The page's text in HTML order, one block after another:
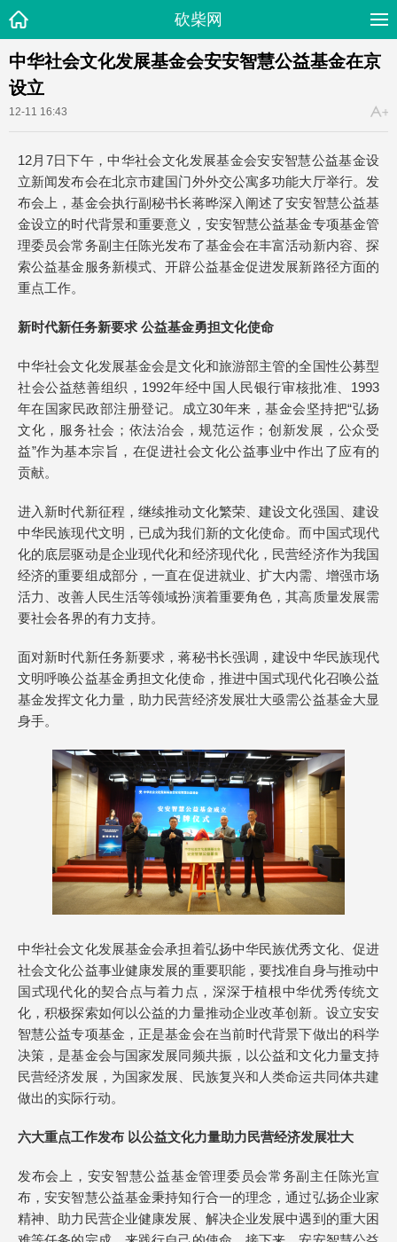
砍柴网
中华社会文化发展基金会安安智慧公益基金在京
设立
12-11 16:43
12月7日下午，中华社会文化发展基金会安安智慧公益基金设
立新闻发布会在北京市建国门外外交公寓多功能大厅举行。发
布会上，基金会执行副秘书长蒋晔深入阐述了安安智慧公益基
金设立的时代背景和重要意义，安安智慧公益基金专项基金管
理委员会常务副主任陈光发布了基金会在丰富活动新内容、探
索公益基金服务新模式、开辟公益基金促进发展新路径方面的
重点工作。
新时代新任务新要求 公益基金勇担文化使命
中华社会文化发展基金会是文化和旅游部主管的全国性公募型
社会公益慈善组织，1992年经中国人民银行审核批准、1993
年在国家民政部注册登记。成立30年来，基金会坚持把“弘扬
文化，服务社会；依法治会，规范运作；创新发展，公众受
益”作为基本宗旨，在促进社会文化公益事业中作出了应有的
贡献。
进入新时代新征程，继续推动文化繁荣、建设文化强国、建设
中华民族现代文明，已成为我们新的文化使命。而中国式现代
化的底层驱动是企业现代化和经济现代化，民营经济作为我国
经济的重要组成部分，一直在促进就业、扩大内需、增强市场
活力、改善人民生活等领域扮演着重要角色，其高质量发展需
要社会各界的有力支持。
面对新时代新任务新要求，蒋秘书长强调，建设中华民族现代
文明呼唤公益基金勇担文化使命，推进中国式现代化召唤公益
基金发挥文化力量，助力民营经济发展壮大亟需公益基金大显
身手。
中华社会文化发展基金会承担着弘扬中华民族优秀文化、促进
社会文化公益事业健康发展的重要职能，要找准自身与推动中
国式现代化的契合点与着力点，深深于植根中华优秀传统文
化，积极探索如何以公益的力量推动企业改革创新。设立安安
智慧公益专项基金，正是基金会在当前时代背景下做出的科学
决策，是基金会与国家发展同频共振，以公益和文化力量支持
民营经济发展，为国家发展、民族复兴和人类命运共同体共建
做出的实际行动。
六大重点工作发布 以公益文化力量助力民营经济发展壮大
发布会上，安安智慧公益基金管理委员会常务副主任陈光宣
布，安安智慧公益基金秉持知行合一的理念，通过弘扬企业家
精神、助力民营企业健康发展、解决企业发展中遇到的重大困